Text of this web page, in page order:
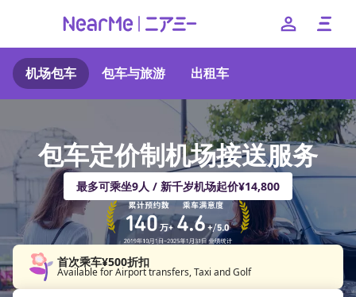
特点
使用方法
帮助
If you have any questions about your booking, please
contact us
机场包车 包车与旅游 出租车
包车定价制机场接送服务
最多可乘坐9人 / 新千岁机场起价¥14,800
首次乘车¥500折扣
Available for Airport transfers, Taxi and Golf